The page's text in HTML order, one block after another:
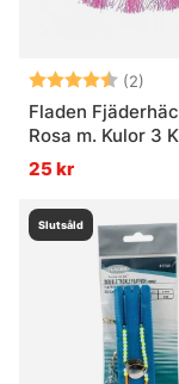
Betyg: (2)
Fladen
Rosa m. Kulor 3
25 kr
Slutsåld